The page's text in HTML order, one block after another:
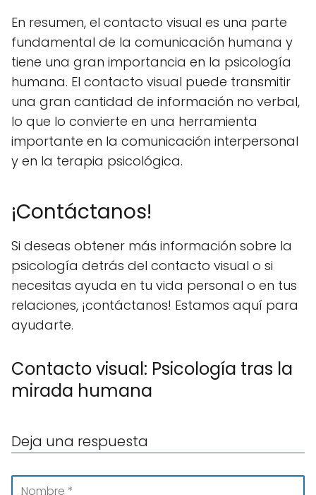
En resumen, el contacto visual es una parte
fundamental de la comunicación humana y
tiene una gran importancia en la psicología
humana. El contacto visual puede transmitir
una gran cantidad de información no verbal,
lo que lo convierte en una herramienta
importante en la comunicación interpersonal
y en la terapia psicológica.
¡Contáctanos!
Si deseas obtener más información sobre la
psicología detrás del contacto visual o si
necesitas ayuda en tu vida personal o en tus
relaciones, ¡contáctanos! Estamos aquí para
ayudarte.
Contacto visual: Psicología tras la
mirada humana
Deja una respuesta